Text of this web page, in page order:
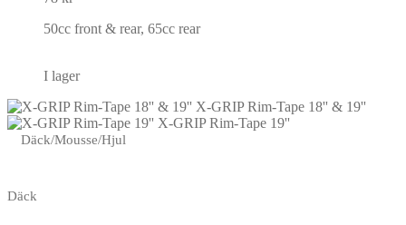
50cc front & rear, 65cc rear
I lager
X-GRIP Rim-Tape 18'' & 19''
X-GRIP Rim-Tape 19''
Däck/Mousse/Hjul
Däck